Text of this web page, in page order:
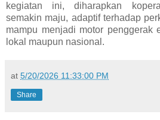
kegiatan ini, diharapkan
semakin maju, adaptif terhadap
mampu menjadi motor penggerak
lokal maupun nasional.
at 5/20/2026 11:33:00 PM
Share